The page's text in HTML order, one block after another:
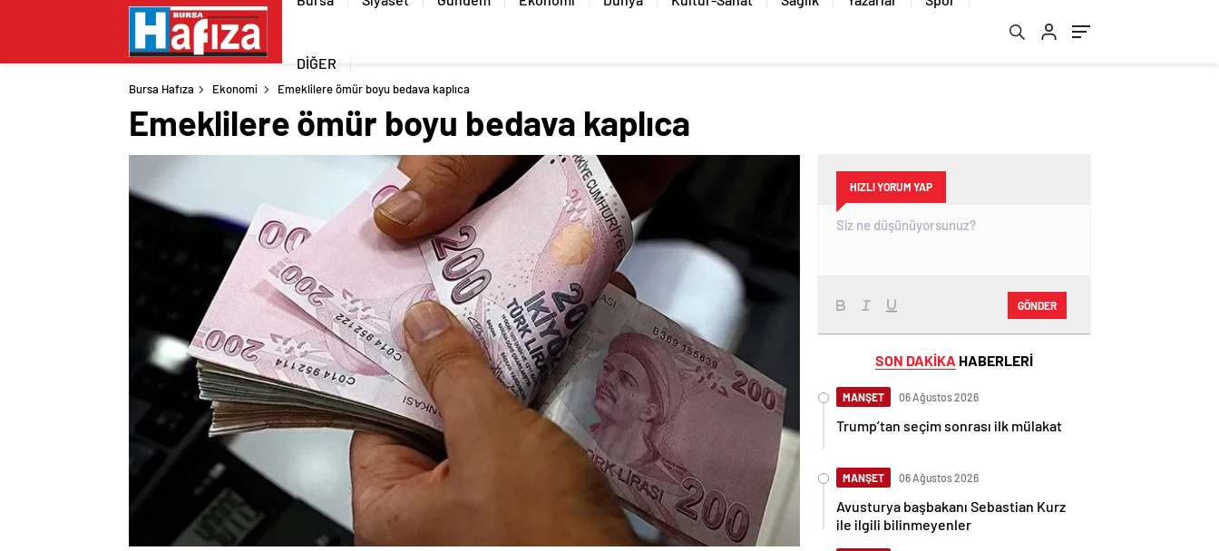
DİĞER
Bursa Hafıza Ekonomi Emeklilere ömür boyu bedava kaplıca
Emeklilere ömür boyu bedava kaplıca
HIZLI YORUM YAP
GÖNDER
SON DAKİKA HABERLERİ
MANŞET 06 Ağustos 2026
Trump’tan seçim sonrası ilk mülakat
MANŞET 06 Ağustos 2026
Avusturya başbakanı Sebastian Kurz
ile ilgili bilinmeyenler